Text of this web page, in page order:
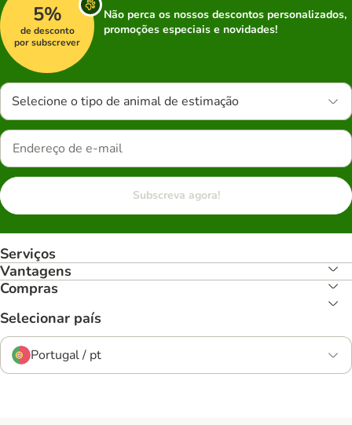
5%
de desconto
por subscrever
Não perca os nossos descontos personalizados,
promoções especiais e novidades!
Selecione o tipo de animal de estimação
Subscreva agora!
Serviços
Vantagens
Compras
Selecionar país
Portugal / pt